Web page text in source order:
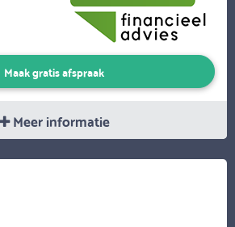
Maak gratis afspraak
Meer informatie